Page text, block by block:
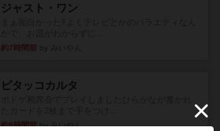
ジャスト・ワン
約7時間前
ピタッコカルタ
約8時間前by みいやん